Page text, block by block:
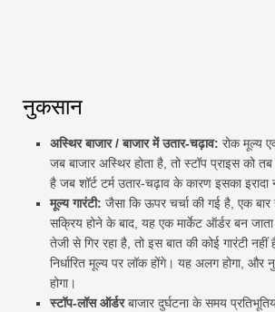
नुकसान
अस्थिर बाजार / बाजार में उतार-चढ़ाव: रोक मूल्य
जब बाजार अस्थिर होता है, तो स्टॉप प्राइस को
है जब शॉर्ट टर्म उतार-चढ़ाव के कारण इसका इरादा
मूल्य गारंटी: जैसा कि ऊपर चर्चा की गई है, एक बार
सक्रिय होने के बाद, यह एक मार्केट ऑर्डर बन
तेजी से गिर रहा है, तो इस बात की कोई गारंटी नहीं
निर्धारित मूल्य पर लॉक होंगे। यह अलग होगा, और
होगा।
स्टॉप-लॉस ऑर्डरबाजार दुर्घटना के समय